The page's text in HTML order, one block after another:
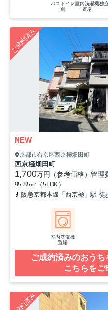
バストイレ
別
室内洗濯機
置場
独
ご成約済み
NEW
京都市右京区西京極畑田町
西京極畑田町
1,700万円（参考価格） 管理
95.85㎡（5LDK）
阪急京都本線「西京極」駅 徒
室内洗濯機
置場
ご成約済みのおう
こちらをご